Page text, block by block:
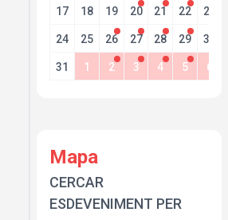
17 18 19 20 21 22 23
24 25 26 27 28 29 30
31 1 2 3 4 5 6
Mapa
CERCAR
ESDEVENIMENT PER